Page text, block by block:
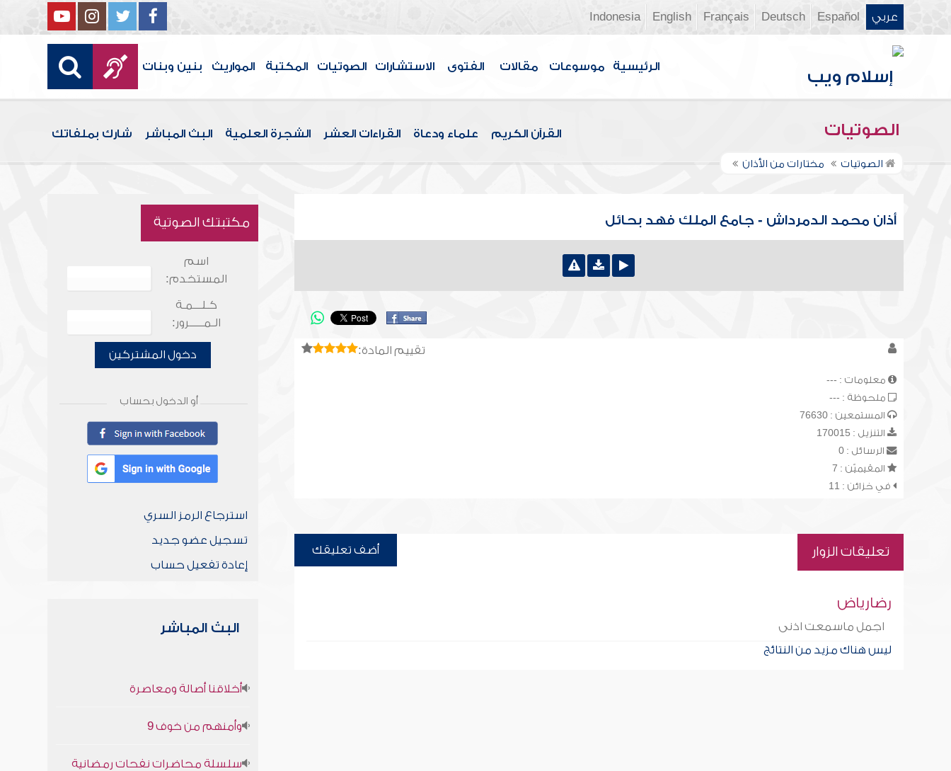
عربي Español
Deutsch
Français
English
Indonesia
الرئيسية موسوعات مقالات الفتوى الاستشارات الصوتيات المكتبة المواريث بنين وبنات
الصوتيات القرآن الكريم علماء ودعاة القراءات العشر الشجرة العلمية البث المباشر شارك بملفاتك
الصوتيات مختارات من الأذان
أذان محمد الدمرداش - جامع الملك فهد بحائل
تقييم المادة:
معلومات : ---
ملحوظة : ---
المستمعين : 76630
التنزيل : 170015
الرسائل : 0
المقيميّن : 7
في خزائن : 11
تعليقات الزوار أضف تعليقك
رضارياض
اجمل ماسمعت اذنى
ليس هناك مزيد من النتائج
مكتبتك الصوتية
اسم
المستخدم:
كـلـــمـة
الـمـــــرور:
دخول المشتركين
أو الدخول بحساب
استرجاع الرمز السري
تسجيل عضو جديد
إعادة تفعيل حساب
البث المباشر
أخلاقنا أصالة ومعاصرة
وأمنهم من خوف 9
سلسلة محاضرات نفحات رمضانية